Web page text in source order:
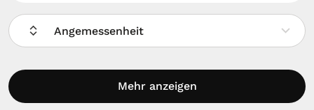
Angemessenheit
Mehr anzeigen